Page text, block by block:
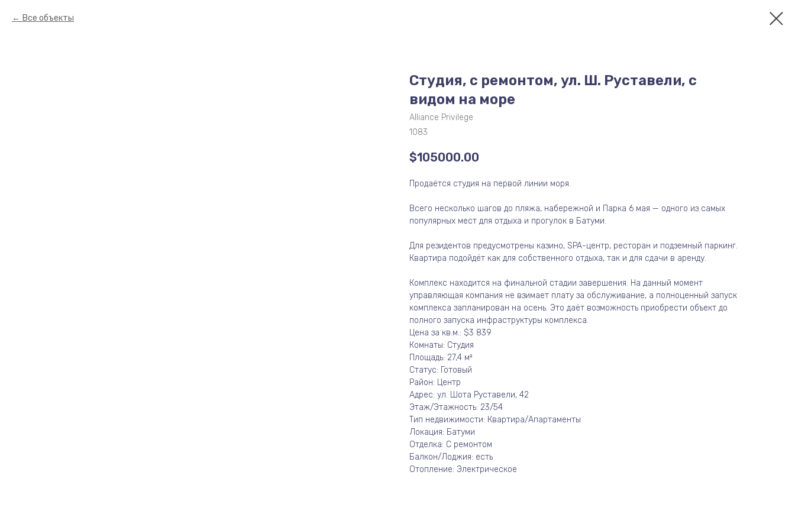
Все объекты
Студия, с ремонтом, ул. Ш. Руставели, с
видом на море
Alliance Privilege
1083
$105000.00
Продаётся студия на первой линии моря.
Всего несколько шагов до пляжа, набережной и Парка 6 мая — одного из самых
популярных мест для отдыха и прогулок в Батуми.
Для резидентов предусмотрены казино, SPA-центр, ресторан и подземный паркинг.
Квартира подойдёт как для собственного отдыха, так и для сдачи в аренду.
Комплекс находится на финальной стадии завершения. На данный момент
управляющая компания не взимает плату за обслуживание, а полноценный запуск
комплекса запланирован на осень. Это даёт возможность приобрести объект до
полного запуска инфраструктуры комплекса.
Цена за кв.м.: $3 839
Комнаты: Студия
Площадь: 27,4 м²
Статус: Готовый
Район: Центр
Адрес: ул. Шота Руставели, 42
Этаж/Этажность: 23/54
Тип недвижимости: Квартира/Апартаменты
Локация: Батуми
Отделка: С ремонтом
Балкон/Лоджия: есть
Отопление: Электрическое